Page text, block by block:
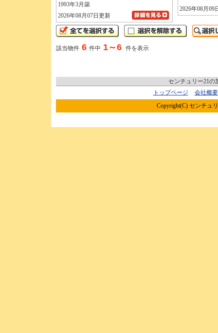
1993年3月築
2026年08月07日更新
2026年08月09
該当物件 6 件中 1～6 件を表示
センチュリー21の
トップページ
会社概要
Copyright(C) センチュ